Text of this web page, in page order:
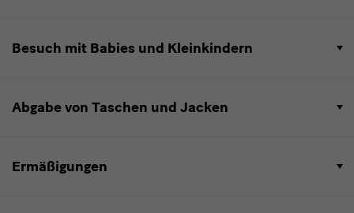
Besuch mit Babies und Kleinkindern
Abgabe von Taschen und Jacken
Ermäßigungen